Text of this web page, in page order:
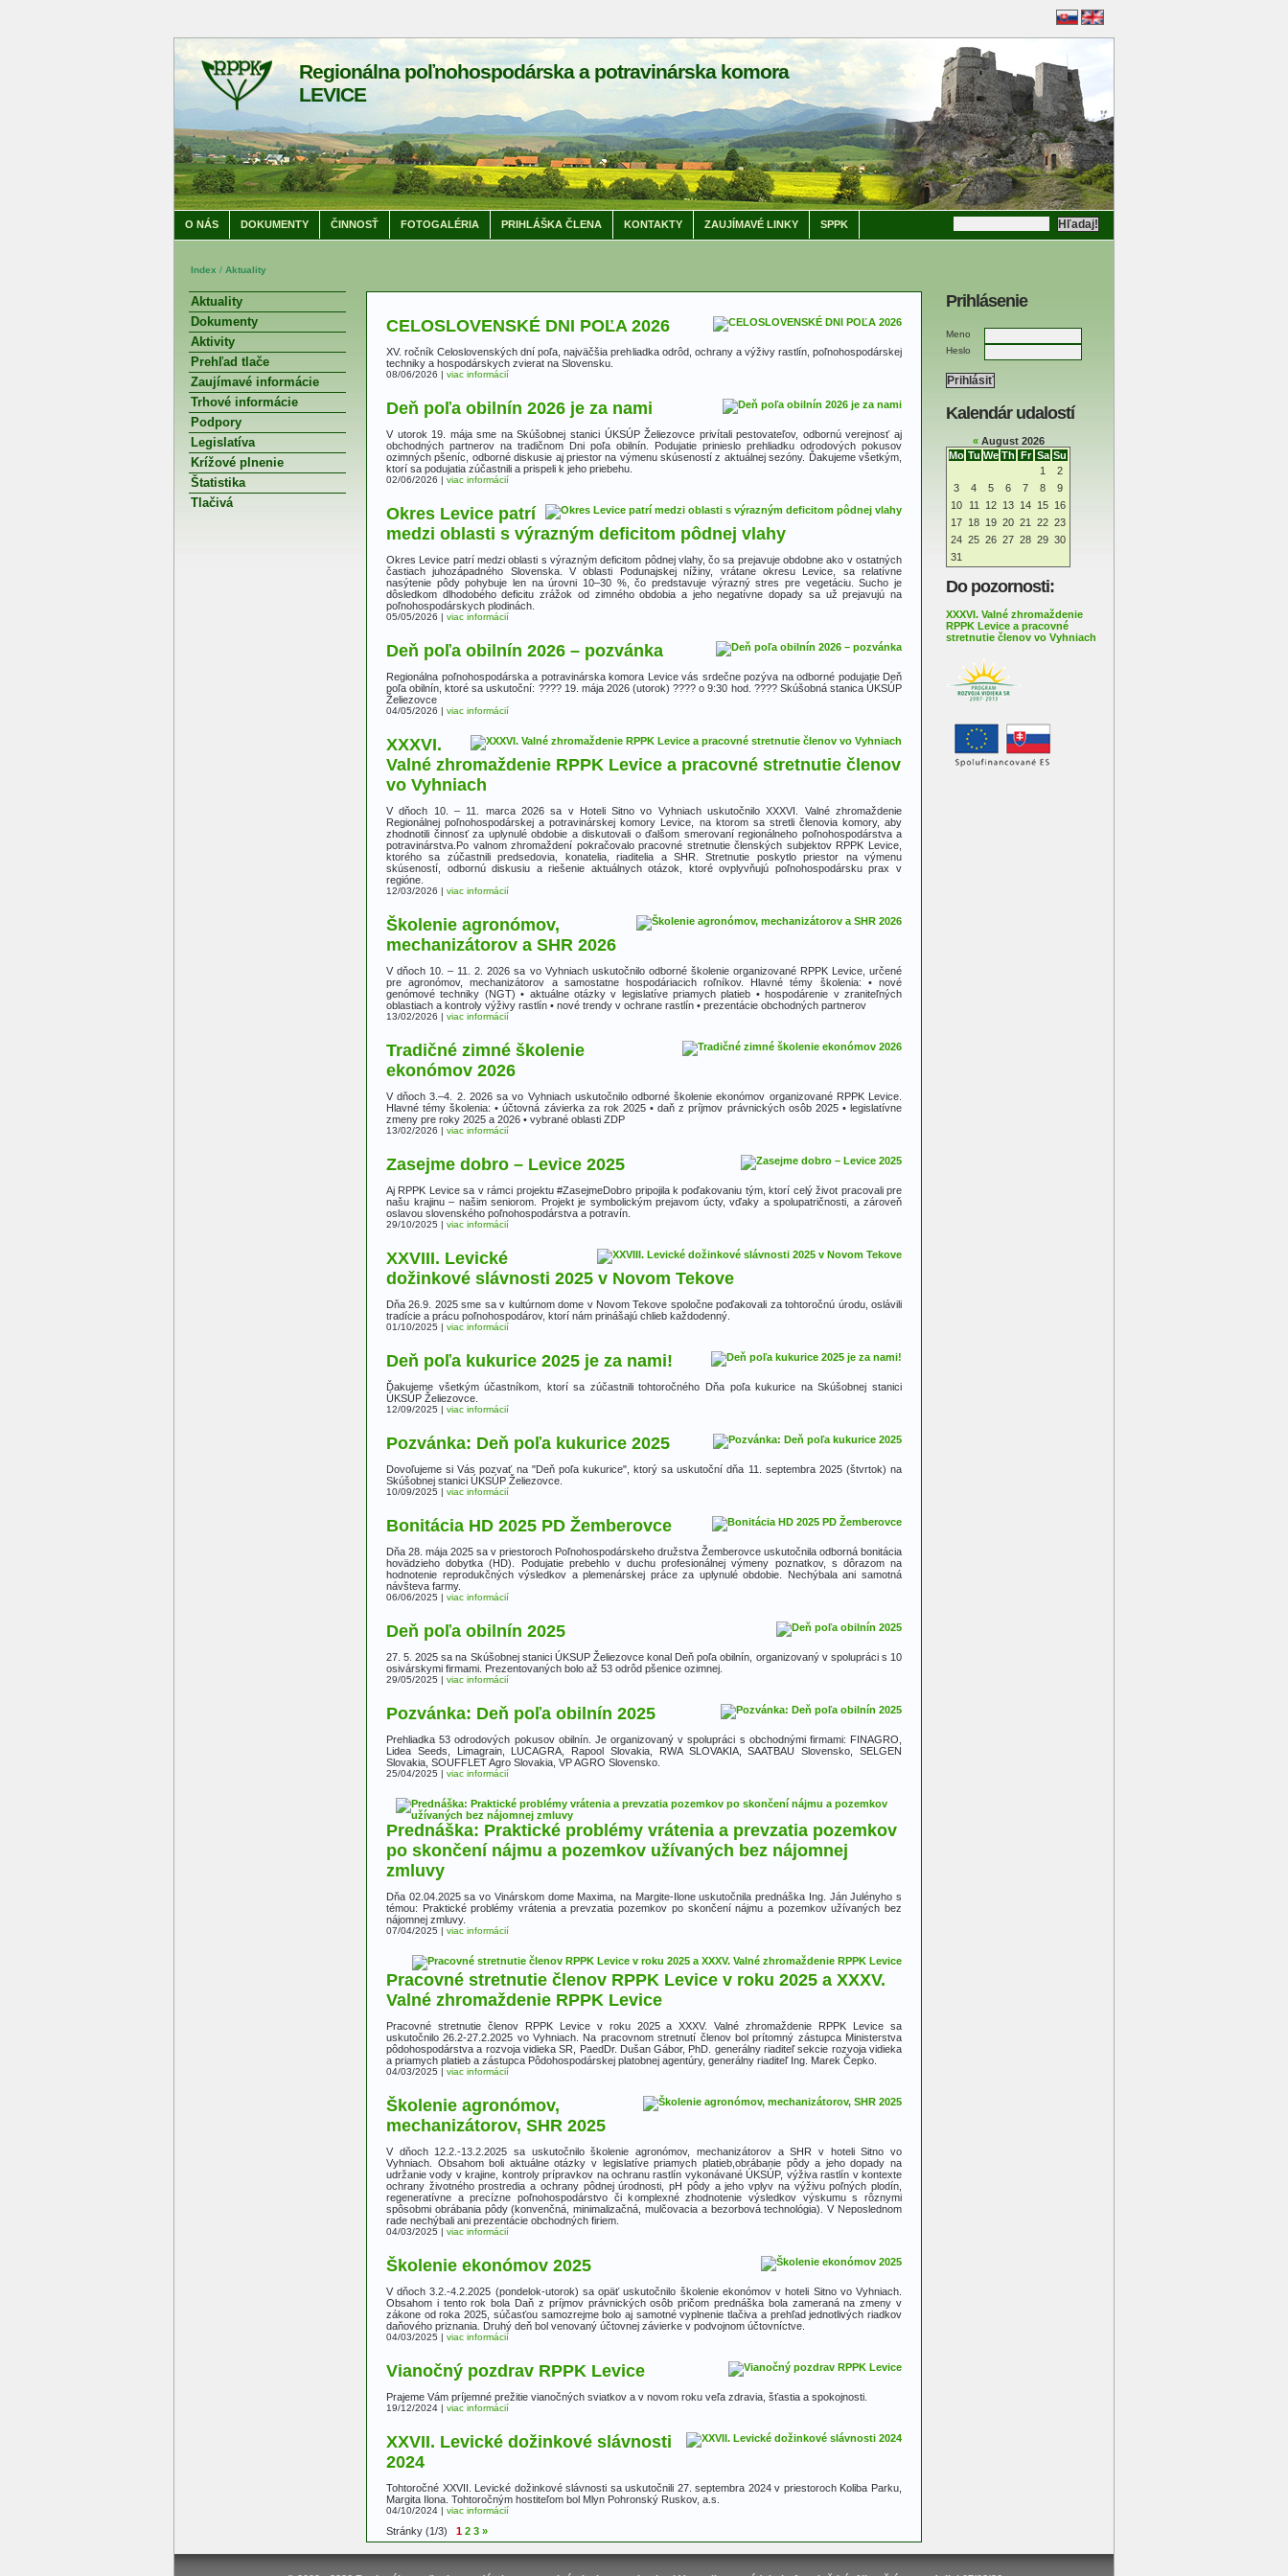
Regionálna poľnohospodárska a potravinárska komora
LEVICE
O NÁS DOKUMENTY ČINNOSŤ FOTOGALÉRIA PRIHLÁŠKA ČLENA KONTAKTY ZAUJÍMAVÉ LINKY SPPK
Index / Aktuality
Aktuality
Dokumenty
Aktivity
Prehľad tlače
Zaujímavé informácie
Trhové informácie
Podpory
Legislatíva
Krížové plnenie
Štatistika
Tlačivá
Prihlásenie
Meno
Heslo
Kalendár udalostí
«August 2026
Mo Tu We Th Fr Sa Su
1
2
3
4 5 6 7 8
9
10
11 12 13 14 15 16
17 18 19 20 21 22 23
24 25 26 27 28 29 30
31
Do pozornosti:
XXXVI. Valné zhromaždenie
RPPK Levice a pracovné
stretnutie členov vo Vyhniach
CELOSLOVENSKÉ DNI POĽA 2026
XV. ročník Celoslovenských dní poľa, najväčšia prehliadka odrôd, ochrany a výživy rastlín, poľnohospodárskej
techniky a hospodárskych zvierat na Slovensku.
08/06/2026 | viac informácií
Deň poľa obilnín 2026 je za nami
V utorok 19. mája sme na Skúšobnej stanici ÚKSÚP Želiezovce privítali pestovateľov, odbornú verejnosť aj
obchodných partnerov na tradičnom Dni poľa obilnín. Podujatie prinieslo prehliadku odrodových pokusov
ozimných pšeníc, odborné diskusie aj priestor na výmenu skúseností z aktuálnej sezóny. Ďakujeme všetkým,
ktorí sa podujatia zúčastnili a prispeli k jeho priebehu.
02/06/2026 | viac informácií
Okres Levice patrí
medzi oblasti s výrazným deficitom pôdnej vlahy
Okres Levice patrí medzi oblasti s výrazným deficitom pôdnej vlahy, čo sa prejavuje obdobne ako v ostatných
častiach juhozápadného Slovenska. V oblasti Podunajskej nížiny, vrátane okresu Levice, sa relatívne
nasýtenie pôdy pohybuje len na úrovni 10–30 %, čo predstavuje výrazný stres pre vegetáciu. Sucho je
dôsledkom dlhodobého deficitu zrážok od zimného obdobia a jeho negatívne dopady sa už prejavujú na
poľnohospodárskych plodinách.
05/05/2026 | viac informácií
Deň poľa obilnín 2026 – pozvánka
Regionálna poľnohospodárska a potravinárska komora Levice vás srdečne pozýva na odborné podujatie Deň
poľa obilnín, ktoré sa uskutoční: ???? 19. mája 2026 (utorok) ???? o 9:30 hod. ???? Skúšobná stanica ÚKSÚP
Želiezovce
04/05/2026 | viac informácií
XXXVI.
Valné zhromaždenie RPPK Levice a pracovné stretnutie členov
vo Vyhniach
V dňoch 10. – 11. marca 2026 sa v Hoteli Sitno vo Vyhniach uskutočnilo XXXVI. Valné zhromaždenie
Regionálnej poľnohospodárskej a potravinárskej komory Levice, na ktorom sa stretli členovia komory, aby
zhodnotili činnosť za uplynulé obdobie a diskutovali o ďalšom smerovaní regionálneho poľnohospodárstva a
potravinárstva.Po valnom zhromaždení pokračovalo pracovné stretnutie členských subjektov RPPK Levice,
ktorého sa zúčastnili predsedovia, konatelia, riaditelia a SHR. Stretnutie poskytlo priestor na výmenu
skúseností, odbornú diskusiu a riešenie aktuálnych otázok, ktoré ovplyvňujú poľnohospodársku prax v
regióne.
12/03/2026 | viac informácií
Školenie agronómov,
mechanizátorov a SHR 2026
V dňoch 10. – 11. 2. 2026 sa vo Vyhniach uskutočnilo odborné školenie organizované RPPK Levice, určené
pre agronómov, mechanizátorov a samostatne hospodáriacich roľníkov. Hlavné témy školenia: • nové
genómové techniky (NGT) • aktuálne otázky v legislatíve priamych platieb • hospodárenie v zraniteľných
oblastiach a kontroly výživy rastlín • nové trendy v ochrane rastlín • prezentácie obchodných partnerov
13/02/2026 | viac informácií
Tradičné zimné školenie
ekonómov 2026
V dňoch 3.–4. 2. 2026 sa vo Vyhniach uskutočnilo odborné školenie ekonómov organizované RPPK Levice.
Hlavné témy školenia: • účtovná závierka za rok 2025 • daň z príjmov právnických osôb 2025 • legislatívne
zmeny pre roky 2025 a 2026 • vybrané oblasti ZDP
13/02/2026 | viac informácií
Zasejme dobro – Levice 2025
Aj RPPK Levice sa v rámci projektu #ZasejmeDobro pripojila k poďakovaniu tým, ktorí celý život pracovali pre
našu krajinu – našim seniorom. Projekt je symbolickým prejavom úcty, vďaky a spolupatričnosti, a zároveň
oslavou slovenského poľnohospodárstva a potravín.
29/10/2025 | viac informácií
XXVIII. Levické
dožinkové slávnosti 2025 v Novom Tekove
Dňa 26.9. 2025 sme sa v kultúrnom dome v Novom Tekove spoločne poďakovali za tohtoročnú úrodu, oslávili
tradície a prácu poľnohospodárov, ktorí nám prinášajú chlieb každodenný.
01/10/2025 | viac informácií
Deň poľa kukurice 2025 je za nami!
Ďakujeme všetkým účastníkom, ktorí sa zúčastnili tohtoročného Dňa poľa kukurice na Skúšobnej stanici
ÚKSÚP Želiezovce.
12/09/2025 | viac informácií
Pozvánka: Deň poľa kukurice 2025
Dovoľujeme si Vás pozvať na "Deň poľa kukurice", ktorý sa uskutoční dňa 11. septembra 2025 (štvrtok) na
Skúšobnej stanici ÚKSÚP Želiezovce.
10/09/2025 | viac informácií
Bonitácia HD 2025 PD Žemberovce
Dňa 28. mája 2025 sa v priestoroch Poľnohospodárskeho družstva Žemberovce uskutočnila odborná bonitácia
hovädzieho dobytka (HD). Podujatie prebehlo v duchu profesionálnej výmeny poznatkov, s dôrazom na
hodnotenie reprodukčných výsledkov a plemenárskej práce za uplynulé obdobie. Nechýbala ani samotná
návšteva farmy.
06/06/2025 | viac informácií
Deň poľa obilnín 2025
27. 5. 2025 sa na Skúšobnej stanici ÚKSUP Želiezovce konal Deň poľa obilnín, organizovaný v spolupráci s 10
osivárskymi firmami. Prezentovaných bolo až 53 odrôd pšenice ozimnej.
29/05/2025 | viac informácií
Pozvánka: Deň poľa obilnín 2025
Prehliadka 53 odrodových pokusov obilnín. Je organizovaný v spolupráci s obchodnými firmami: FINAGRO,
Lidea Seeds, Limagrain, LUCAGRA, Rapool Slovakia, RWA SLOVAKIA, SAATBAU Slovensko, SELGEN
Slovakia, SOUFFLET Agro Slovakia, VP AGRO Slovensko.
25/04/2025 | viac informácií
Prednáška: Praktické problémy vrátenia a prevzatia pozemkov
po skončení nájmu a pozemkov užívaných bez nájomnej
zmluvy
Dňa 02.04.2025 sa vo Vinárskom dome Maxima, na Margite-Ilone uskutočnila prednáška Ing. Ján Julényho s
témou: Praktické problémy vrátenia a prevzatia pozemkov po skončení nájmu a pozemkov užívaných bez
nájomnej zmluvy.
07/04/2025 | viac informácií
Pracovné stretnutie členov RPPK Levice v roku 2025 a XXXV.
Valné zhromaždenie RPPK Levice
Pracovné stretnutie členov RPPK Levice v roku 2025 a XXXV. Valné zhromaždenie RPPK Levice sa
uskutočnilo 26.2-27.2.2025 vo Vyhniach. Na pracovnom stretnutí členov bol prítomný zástupca Ministerstva
pôdohospodárstva a rozvoja vidieka SR, PaedDr. Dušan Gábor, PhD. generálny riaditeľ sekcie rozvoja vidieka
a priamych platieb a zástupca Pôdohospodárskej platobnej agentúry, generálny riaditeľ Ing. Marek Čepko.
04/03/2025 | viac informácií
Školenie agronómov,
mechanizátorov, SHR 2025
V dňoch 12.2.-13.2.2025 sa uskutočnilo školenie agronómov, mechanizátorov a SHR v hoteli Sitno vo
Vyhniach. Obsahom boli aktuálne otázky v legislatíve priamych platieb,obrábanie pôdy a jeho dopady na
udržanie vody v krajine, kontroly prípravkov na ochranu rastlín vykonávané ÚKSÚP, výživa rastlín v kontexte
ochrany životného prostredia a ochrany pôdnej úrodnosti, pH pôdy a jeho vplyv na výživu poľných plodín,
regeneratívne a precízne poľnohospodárstvo či komplexné zhodnotenie výsledkov výskumu s rôznymi
spôsobmi obrábania pôdy (konvenčná, minimalizačná, mulčovacia a bezorbová technológia). V Neposlednom
rade nechýbali ani prezentácie obchodných firiem.
04/03/2025 | viac informácií
Školenie ekonómov 2025
V dňoch 3.2.-4.2.2025 (pondelok-utorok) sa opäť uskutočnilo školenie ekonómov v hoteli Sitno vo Vyhniach.
Obsahom i tento rok bola Daň z príjmov právnických osôb pričom prednáška bola zameraná na zmeny v
zákone od roka 2025, súčasťou samozrejme bolo aj samotné vyplnenie tlačiva a prehľad jednotlivých riadkov
daňového priznania. Druhý deň bol venovaný účtovnej závierke v podvojnom účtovníctve.
04/03/2025 | viac informácií
Vianočný pozdrav RPPK Levice
Prajeme Vám príjemné prežitie vianočných sviatkov a v novom roku veľa zdravia, šťastia a spokojnosti.
19/12/2024 | viac informácií
XXVII. Levické dožinkové slávnosti
2024
Tohtoročné XXVII. Levické dožinkové slávnosti sa uskutočnili 27. septembra 2024 v priestoroch Koliba Parku,
Margita Ilona. Tohtoročným hostiteľom bol Mlyn Pohronský Ruskov, a.s.
04/10/2024 | viac informácií
Stránky (1/3) 1 2 3 »